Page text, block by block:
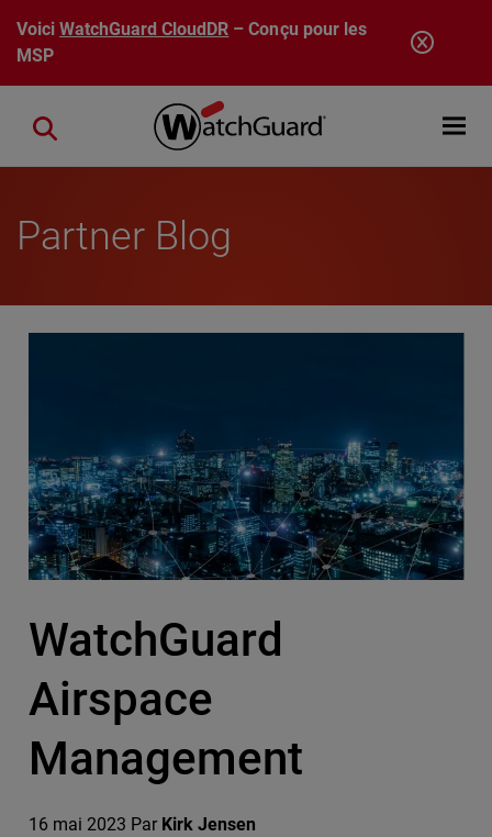
Aller au contenu principal
VoiciWatchGuard CloudDR – Conçu pour les
MSP
Open
Close search
Partner Blog
WatchGuard
Airspace
Management
16 mai 2023 Par Kirk Jensen